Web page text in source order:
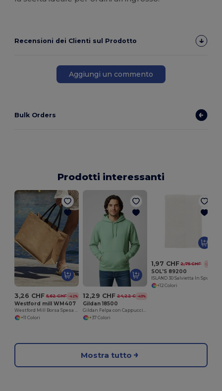
Recensioni dei Clienti sul Prodotto
Aggiungi un commento
Bulk Orders
Prodotti interessanti
3,26 CHF 5,62 CHF -42%
Westford mill WM407
Westford Mill Borsa Spesa Juta Resistente e Personalizzabile
+11 Colori
12,29 CHF 24,22 CHF-49%
Gildan 18500
Gildan Felpa con Cappuccio Pesante per Adulti in Misto Cotone e Poliestere
+37 Colori
1,97 CHF 2,75 CHF -28%
SOL'S 89200
+12 Colori
Mostra tutto